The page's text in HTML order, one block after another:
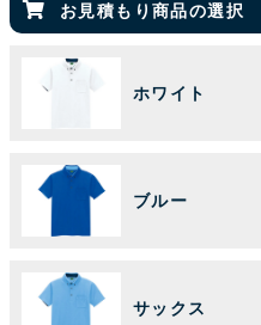
お見積もり商品の選択
ホワイト
ブルー
サックス